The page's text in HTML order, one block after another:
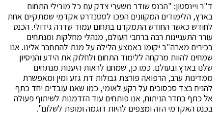
ד"ר ויינסטון: "הכנס שודר משערי צדק עם כל מובילי התחום
בארץ, הלימודים המקוונים הפכו לסטנדרט אקדמי שמתקיים אחת
לחודש כאשר החודש התמקדנו בתחום עמוד שדרה גידולי. הכנס
עורר התעניינות רבה ברחבי העולם, מנהלי מחלקות ומנתחים
בכירים מארה"ב יקומו באמצע הלילה על מנת להתחבר אלינו. אנו
שמחים להוות מרקחה ללימוד התחום ולחלוק את הידע והניסיון
שלנו בארץ ובעולם. כמו כן, שמחנו לראות היענות מנתחים
ממדינות ערב, הרפואה פורצת גבולות דת גזע ומין ומאפשרת
להניח בצד סכסוכים על רקע לאומי, כמו שאנו עובדים יחד כתף
אל כתף בחדר הניתוח, אנו פותחים עוד הזדמנות לשיתוף פעולה
בכנס האקדמי הזה ומצפים להיות דוגמה ומופת לשלום".